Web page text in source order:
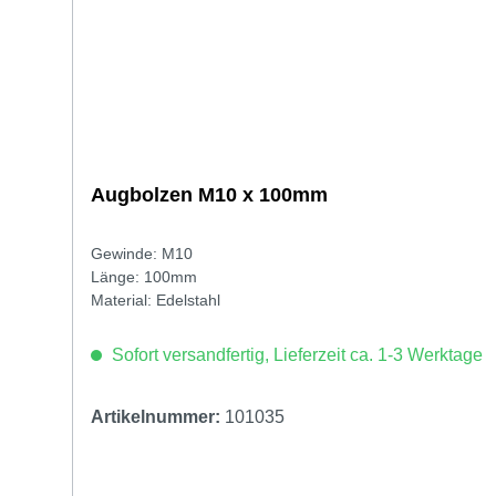
Augbolzen M10 x 100mm
Gewinde: M10
Länge: 100mm
Material: Edelstahl
Sofort versandfertig, Lieferzeit ca. 1-3 Werktage
Artikelnummer: 101035